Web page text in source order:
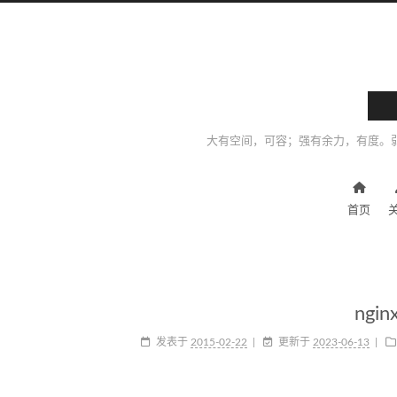
大有空间，可容；强有余力，有度
首页
发表于 2015-02-22 更新于 2023-06-13